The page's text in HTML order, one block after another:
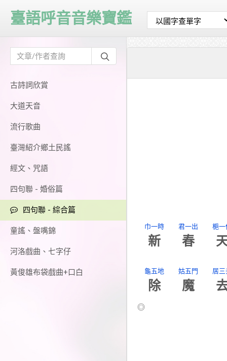
古詩詞欣賞
大道天音
流行歌曲
臺灣紹介鄉土民謠
經文、咒語
四句聯 - 婚俗篇
四句聯 - 綜合篇
童謠、盤嘴錦
河洛戲曲、七字仔
黃俊雄布袋戲曲+口白
臺語呼音音樂寶鑑
巾一時
新
君一出
春
梔一
龜五地
除
姑五門
魔
居三
◎